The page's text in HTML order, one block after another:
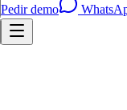
Pedir demo